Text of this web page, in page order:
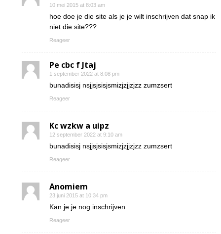
10 mei 2015 at 8:03 am
hoe doe je die site als je je wilt inschrijven dat snap ik
niet die site???
Reageer
Pe cbc f Jtaj
1 september 2022 at 8:08 pm
bunadisisj nsjjsjsisjsmizjzjjzjzz zumzsert
Reageer
Kc wzkw a uipz
12 september 2022 at 9:10 am
bunadisisj nsjjsjsisjsmizjzjjzjzz zumzsert
Reageer
Anomiem
23 juni 2015 at 10:34 pm
Kan je je nog inschrijven
Reageer